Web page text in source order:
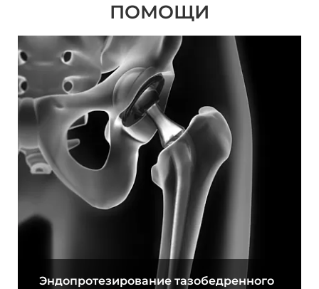
ПОМОЩИ
Эндопротезирование тазобедренного